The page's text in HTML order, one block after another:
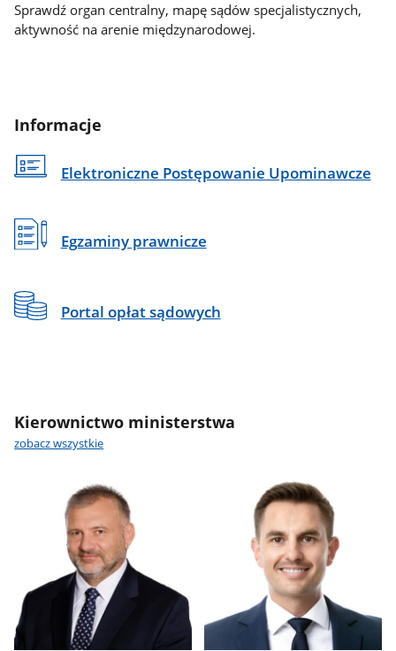
Sprawdź organ centralny, mapę sądów specjalistycznych,
aktywność na arenie międzynarodowej.
Informacje
Elektroniczne Postępowanie Upominawcze
Egzaminy prawnicze
Portal opłat sądowych
Kierownictwo ministerstwa
zobacz wszystkie